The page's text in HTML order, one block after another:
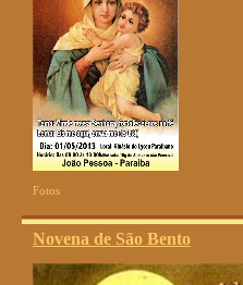
Fotos
Novena de São Bento